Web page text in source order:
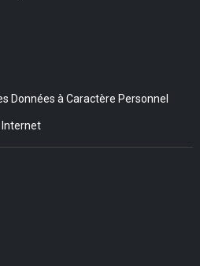
Données à Caractère Personnel
Internet